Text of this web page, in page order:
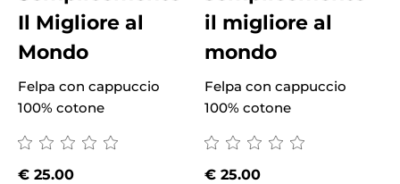
Il Migliore al
Mondo
Felpa con cappuccio
100% cotone
€25.00
il migliore al
mondo
Felpa con cappuccio
100% cotone
€ 25.00